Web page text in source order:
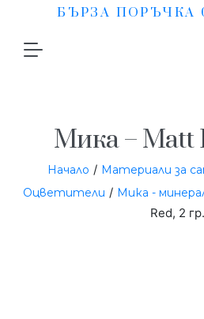
БЪРЗА ПОРЪЧКА
Мика – Matt
Начало / Материали за
Оцветители / Мика -
Red, 2 гр.